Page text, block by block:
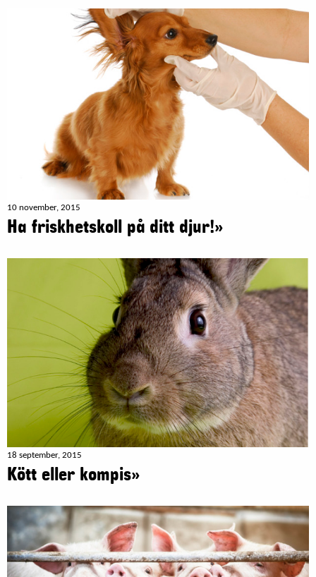
10 november, 2015
Ha friskhetskoll på ditt djur!»
18 september, 2015
Kött eller kompis»